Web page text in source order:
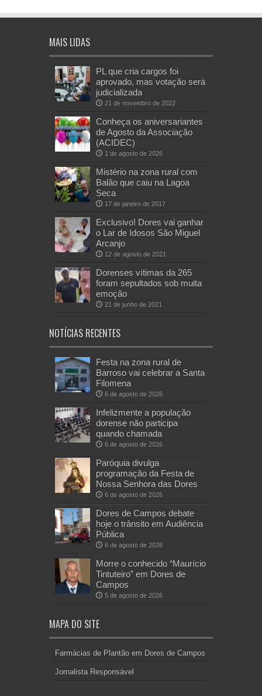
MAIS LIDAS
PL que cria cargos foi
aprovado, mas votação será
judicializada
21 de novembro de 2022
Conheça os aniversariantes
de Agosto da Associação
(ACIDEC)
1 de agosto de 2026
Mistério na zona rural com
Balão que caiu na Lagoa
Seca
17 de janeiro de 2017
Exclusivo! Dores vai ganhar
o Lar de Idosos São Miguel
Arcanjo
12 de agosto de 2021
Dorenses vítimas da 265
foram sepultados sob muita
emoção
21 de junho de 2021
NOTÍCIAS RECENTES
Festa na zona rural de
Barroso vai celebrar a Santa
Filomena
6 de agosto de 2026
Infelizmente a população
dorense não participa
quando chamada
6 de agosto de 2026
Paróquia divulga
programação da Festa de
Nossa Senhora das Dores
6 de agosto de 2026
Dores de Campos debate
hoje o trânsito em Audiência
Pública
6 de agosto de 2026
Morre o conhecido “Maurício
Tintuteiro” em Dores de
Campos
5 de agosto de 2026
MAPA DO SITE
Farmácias de Plantão em Dores de Campos
Jornalista Responsável